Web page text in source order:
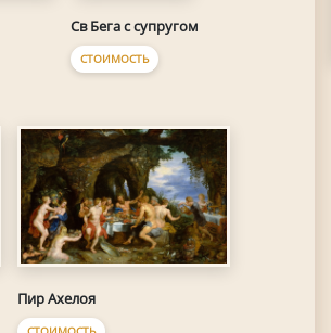
Св Бега с супругом
СТОИМОСТЬ
Пир Ахелоя